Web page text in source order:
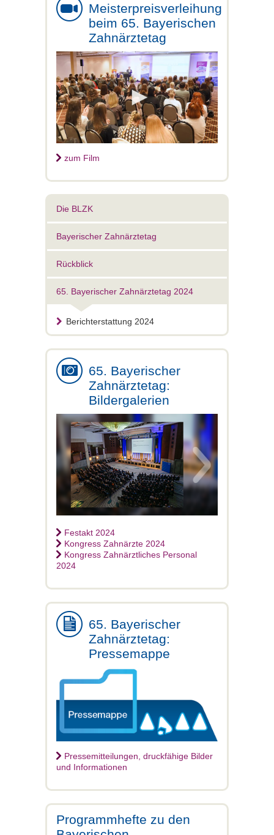
Meisterpreisverleihung
beim 65. Bayerischen
Zahnärztetag
zum Film
Die BLZK
Bayerischer Zahnärztetag
Rückblick
65. Bayerischer Zahnärztetag 2024
Berichterstattung 2024
65. Bayerischer
Zahnärztetag:
Bildergalerien
Festakt 2024
Kongress Zahnärzte 2024
Kongress Zahnärztliches Personal
2024
65. Bayerischer
Zahnärztetag:
Pressemappe
Pressemitteilungen, druckfähige Bilder
und Informationen
Programmhefte zu den